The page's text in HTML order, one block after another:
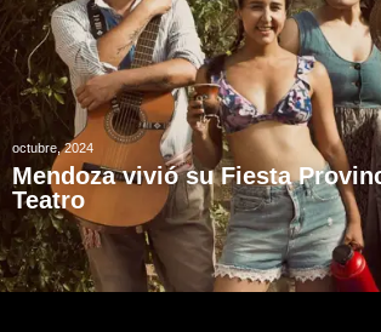
octubre, 2024
Mendoza vivió su Fiesta
Teatro